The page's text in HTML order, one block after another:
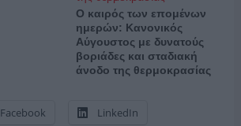
Ο καιρός των επομένων
ημερών: Κανονικός
Αύγουστος με δυνατούς
βοριάδες και σταδιακή
άνοδο της θερμοκρασίας
Facebook LinkedIn